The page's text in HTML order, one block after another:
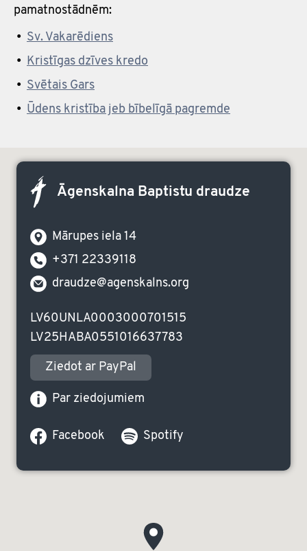
pamatnostādnēm:
Sv. Vakarēdiens
Kristīgas dzīves kredo
Svētais Gars
Ūdens kristība jeb bībelīgā pagremde
Āgenskalna Baptistu draudze
Mārupes iela 14
+371 22339118
draudze@agenskalns.org
LV60UNLA0003000701515
LV25HABA0551016637783
Ziedot ar PayPal
Par ziedojumiem
Facebook Spotify